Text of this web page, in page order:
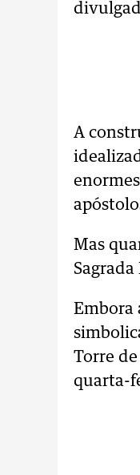
A
Mas
Embora
Torre
quarta-